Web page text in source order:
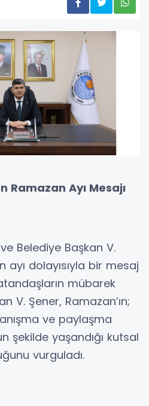
Ramazan Ayı Mesajı
Belediye Başkan V.
ayı dolayısıyla bir mesaj
mübarek
V. Şener, Ramazan’ın;
ve paylaşma
şekilde yaşandığı kutsal
vurguladı.